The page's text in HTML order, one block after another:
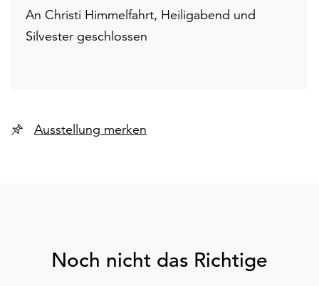
An Christi Himmelfahrt, Heiligabend und
Silvester geschlossen
Ausstellung merken
Noch nicht das Richtige